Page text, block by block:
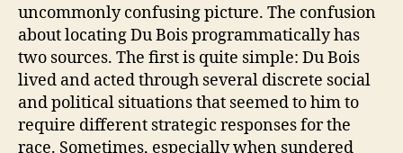
uncommonly confusing picture. The confusion
about locating Du Bois programmatically has
two sources. The first is quite simple: Du Bois
lived and acted through several discrete social
and political situations that seemed to him to
require different strategic responses for the
race. Sometimes, especially when sundered